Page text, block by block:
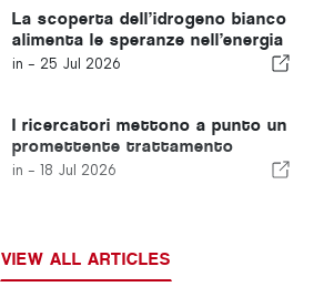
La scoperta dell’idrogeno bianco
alimenta le speranze nell’energia
pulita
in - 25 Jul 2026
I ricercatori mettono a punto un
promettente trattamento
iniettabile contro l'artrite
in - 18 Jul 2026
VIEW ALL ARTICLES